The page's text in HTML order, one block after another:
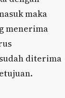
maka
menerima
diterima